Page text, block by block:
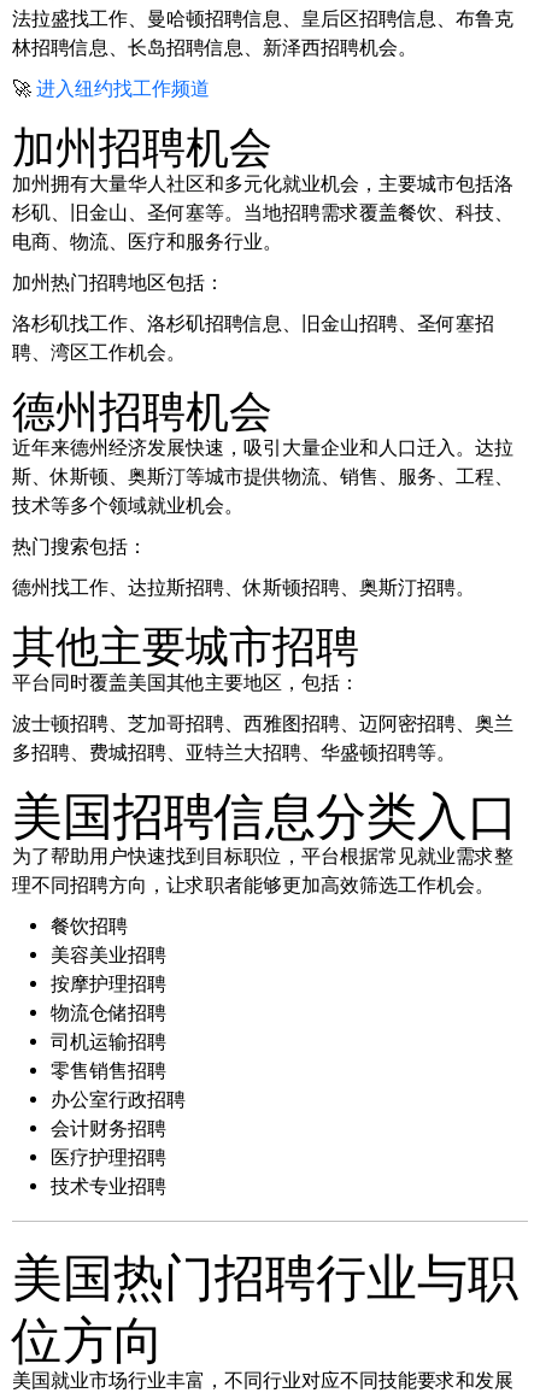
法拉盛找工作、曼哈顿招聘信息、皇后区招聘信息、布鲁克
林招聘信息、长岛招聘信息、新泽西招聘机会。
🚀 进入纽约找工作频道
加州招聘机会
加州拥有大量华人社区和多元化就业机会，主要城市包括洛
杉矶、旧金山、圣何塞等。当地招聘需求覆盖餐饮、科技、
电商、物流、医疗和服务行业。
加州热门招聘地区包括：
洛杉矶找工作、洛杉矶招聘信息、旧金山招聘、圣何塞招
聘、湾区工作机会。
德州招聘机会
近年来德州经济发展快速，吸引大量企业和人口迁入。达拉
斯、休斯顿、奥斯汀等城市提供物流、销售、服务、工程、
技术等多个领域就业机会。
热门搜索包括：
德州找工作、达拉斯招聘、休斯顿招聘、奥斯汀招聘。
其他主要城市招聘
平台同时覆盖美国其他主要地区，包括：
波士顿招聘、芝加哥招聘、西雅图招聘、迈阿密招聘、奥兰
多招聘、费城招聘、亚特兰大招聘、华盛顿招聘等。
美国招聘信息分类入口
为了帮助用户快速找到目标职位，平台根据常见就业需求整
理不同招聘方向，让求职者能够更加高效筛选工作机会。
餐饮招聘
美容美业招聘
按摩护理招聘
物流仓储招聘
司机运输招聘
零售销售招聘
办公室行政招聘
会计财务招聘
医疗护理招聘
技术专业招聘
美国热门招聘行业与职
位方向
美国就业市场行业丰富，不同行业对应不同技能要求和发展